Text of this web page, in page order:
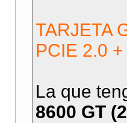
TARJETA
PCIE 2.0
La que
8600 GT